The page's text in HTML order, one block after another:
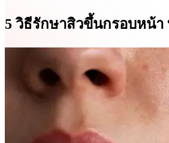
5 วิธีรักษาสิวขึ้นกรอบหน้า